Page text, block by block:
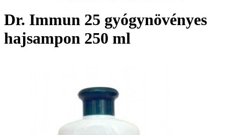
Dr. Immun 25 gyógynövényes
hajsampon 250 ml